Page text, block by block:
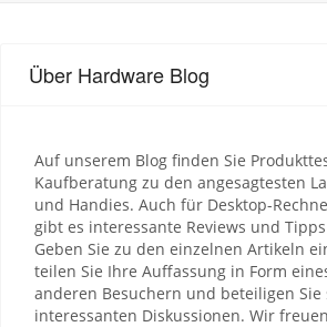
Über Hardware Blog
Auf unserem Blog finden Sie
Kaufberatung zu den angesagtesten
und Handies. Auch für Desktop-
gibt es interessante Reviews und
Geben Sie zu den einzelnen Artikeln
teilen Sie Ihre Auffassung in Form
anderen Besuchern und beteiligen Sie
interessanten Diskussionen. Wir